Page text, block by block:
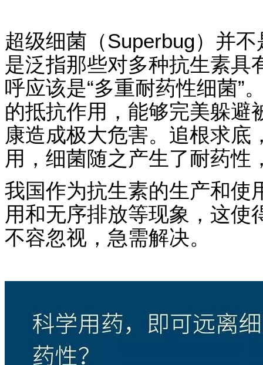
超级细菌（Superbug）并
是泛指那些对多种抗生素具
呼应该是“多重耐药性细菌”
的抵抗作用，能够完美躲避
康造成极大危害。追根求底
用，细菌随之产生了耐药性
我国作为抗生素的生产和使
用和无序排放等现象，这使
不容忽视，急需解决。